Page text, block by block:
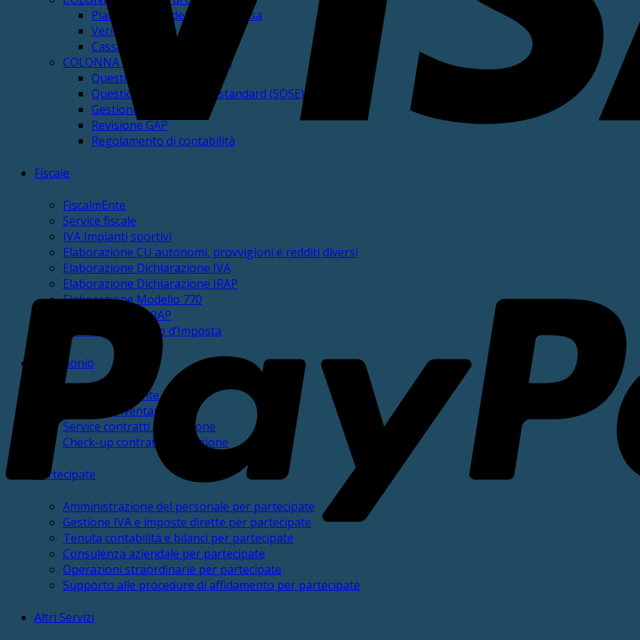
Piano annuale dei flussi di cassa
Verifica di Cassa
Cassa Vincolata
COLONNA Altri servizi Contabili
Questionari dei Revisori
Questionari fabbisogni standard (SOSE)
Gestione PCC
Revisione GAP
Regolamento di contabilità
Fiscale
FiscalmEnte
Service fiscale
IVA Impianti sportivi
Elaborazione CU autonomi, provvigioni e redditi diversi
Elaborazione Dichiarazione IVA
Elaborazione Dichiarazione IRAP
Elaborazione Modello 770
Check-up IVA e IRAP
Check-up Sostituto d’Imposta
Patrimonio
PatrimonialmEnte
Gestione inventario
Service contratti di locazione
Check-up contratti di locazione
Partecipate
Amministrazione del personale per partecipate
Gestione IVA e imposte dirette per partecipate
Tenuta contabilità e bilanci per partecipate
Consulenza aziendale per partecipate
Operazioni straordinarie per partecipate
Supporto alle procedure di affidamento per partecipate
Altri Servizi